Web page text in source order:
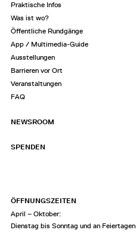
Praktische Infos
Was ist wo?
Öffentliche Rundgänge
App / Multimedia-Guide
Ausstellungen
Barrieren vor Ort
Veranstaltungen
FAQ
NEWSROOM
SPENDEN
ÖFFNUNGSZEITEN
April – Oktober:
Dienstag bis Sonntag und an Feiertagen